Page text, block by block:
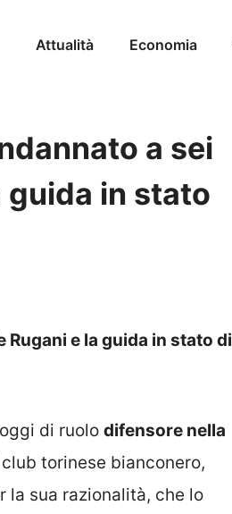
Attualità Economia
a sei
guida in stato
Rugani e la guida in stato di
di ruolo difensore nella
torinese bianconero,
la sua razionalità, che lo